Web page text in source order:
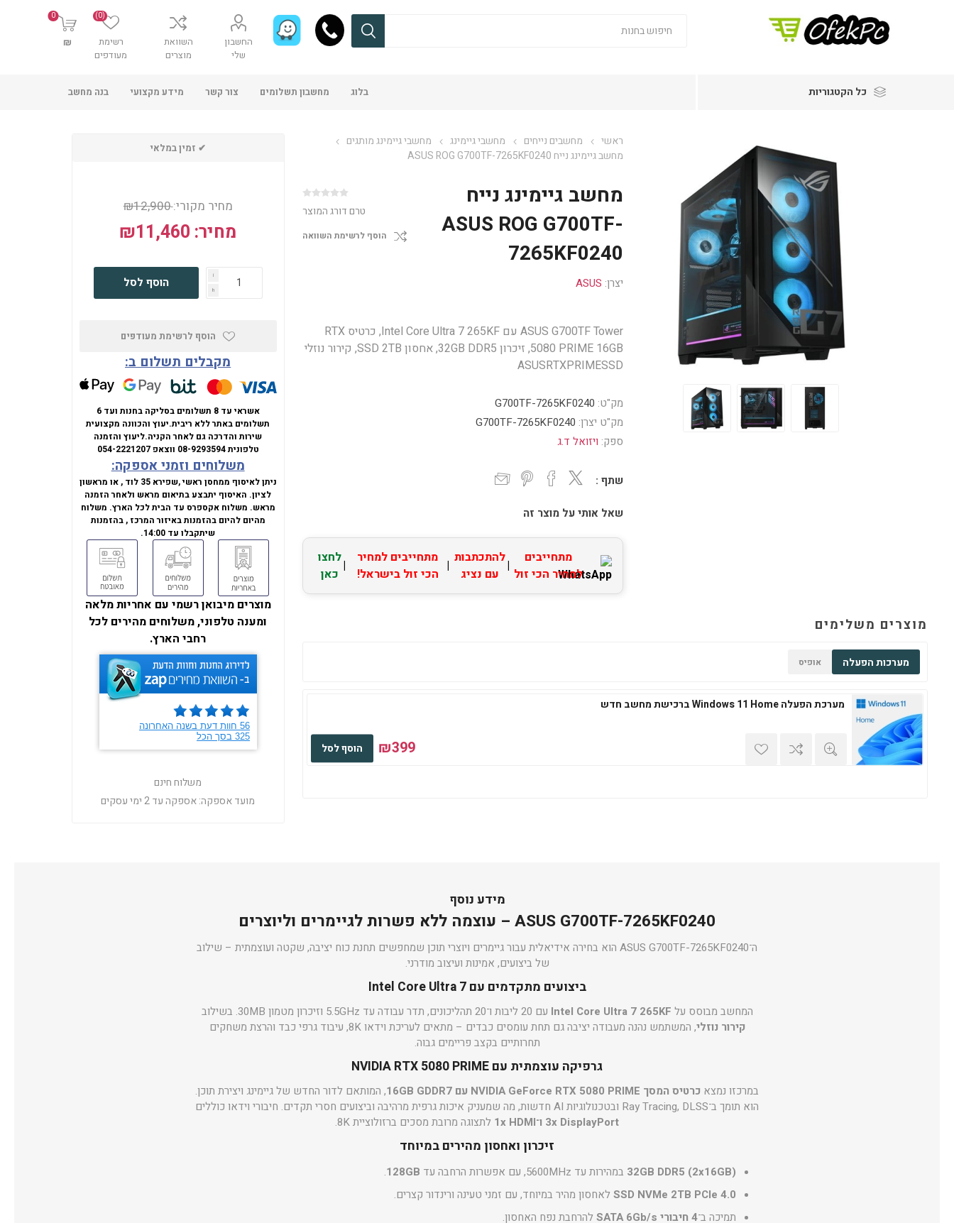
החשבון
שלי
השוואת
מוצרים
רשימת
מעודפים
(0)
0
₪
כל הקטגוריות בלוג מחשבון תשלומים צור קשר מידע מקצועי בנה מחשב
ראשי מחשבים נייחים מחשבי גיימינג
מחשבי גיימינג מותגים
מחשב גיימינג נייח ASUS ROG G700TF-7265KF0240
מחשב גיימינג נייח
ASUS ROG G700TF-
7265KF0240
יצרן: ASUS
טרם דורג המוצר
הוסף לרשימת השוואה
ASUS G700TF Tower עם Intel Core Ultra 7 265KF, כרטיס RTX
5080 PRIME 16GB, זיכרון 32GB DDR5, אחסון SSD 2TB, קירור נוזלי
ASUSRTXPRIMESSD
מק"ט: G700TF-7265KF0240
מק"ט יצרן: G700TF-7265KF0240
ספק: ויזואל ד.ג
שתף :
שאל אותי על מוצר זה
מתחייבים
למחיר הכי זול |להתכתבות
עם נציג
| מתחייבים למחיר
הכי זול בישראל!
|לחצו
כאן
מוצרים משלימים
מערכות הפעלה אופיס
מערכת הפעלה Windows 11 Home ברכישת מחשב חדש
₪399 הוסף לסל
✔ זמין במלאי
מחיר מקורי:₪12,900
מחיר: ₪11,460
i
h הוסף לסל
הוסף לרשימת מעודפים
מקבלים תשלום ב:
אשראי עד 8 תשלומים בסליקה בחנות ועד 6
תשלומים באתר ללא ריבית.יעוץ והכוונה מקצועית
שירות והדרכה גם לאחר הקניה.ליעוץ והזמנה
טלפונית08-9293594 ווצאפ054-2221207
משלוחים וזמני אספקה:
ניתן לאיסוף ממחסן ראשי ,שפירא 35 לוד , או מראשון
לציון. האיסוף יתבצע בתיאום מראש ולאחר הזמנה
מראש. משלוח אקספרס עד הבית לכל הארץ. משלוח
מהיום להיום בהזמנות באיזור המרכז , בהזמנות
שיתקבלו עד 14:00.
מוצרים מיבואן רשמי עם אחריות מלאה
ומענה טלפוני, משלוחים מהירים לכל
רחבי הארץ.
משלוח חינם
מועד אספקה:אספקה עד 2 ימי עסקים
מידע נוסף
ASUS G700TF-7265KF0240 – עוצמה ללא פשרות לגיימרים וליוצרים
ה־ASUS G700TF-7265KF0240 הוא בחירה אידיאלית עבור גיימרים ויוצרי תוכן שמחפשים תחנת כוח יציבה, שקטה ועוצמתית – שילוב
של ביצועים, אמינות ועיצוב מודרני.
ביצועים מתקדמים עם Intel Core Ultra 7
המחשב מבוסס על Intel Core Ultra 7 265KF עם 20 ליבות ו־20 תהליכונים, תדר עבודה עד 5.5GHz וזיכרון מטמון 30MB. בשילוב
קירור נוזלי
, המשתמש נהנה מעבודה יציבה גם תחת עומסים כבדים – מתאים לעריכת וידאו 8K, עיבוד גרפי כבד והרצת משחקים
תחרותיים בקצב פריימים גבוה.
גרפיקה עוצמתית עם NVIDIA RTX 5080 PRIME
במרכזו נמצא כרטיס המסך NVIDIA GeForce RTX 5080 PRIME עם 16GB GDDR7
, המותאם לדור החדש של גיימינג ויצירת תוכן.
הוא תומך ב־Ray Tracing, DLSS ובטכנולוגיות AI חדשות, מה שמעניק איכות גרפית מרהיבה וביצועים חסרי תקדים. חיבורי וידאו כוללים
3x DisplayPort ו־1x HDMI
לתצוגה מרובת מסכים ברזולוציית 8K.
זיכרון ואחסון מהירים במיוחד
32GB DDR5 (2x16GB) במהירות עד 5600MHz, עם אפשרות הרחבה עד 128GB
.
SSD NVMe 2TB PCIe 4.0לאחסון מהיר במיוחד, עם זמני טעינה ורינדור קצרים.
תמיכה ב־4 חיבורי SATA 6Gb/s להרחבת נפח האחסון.